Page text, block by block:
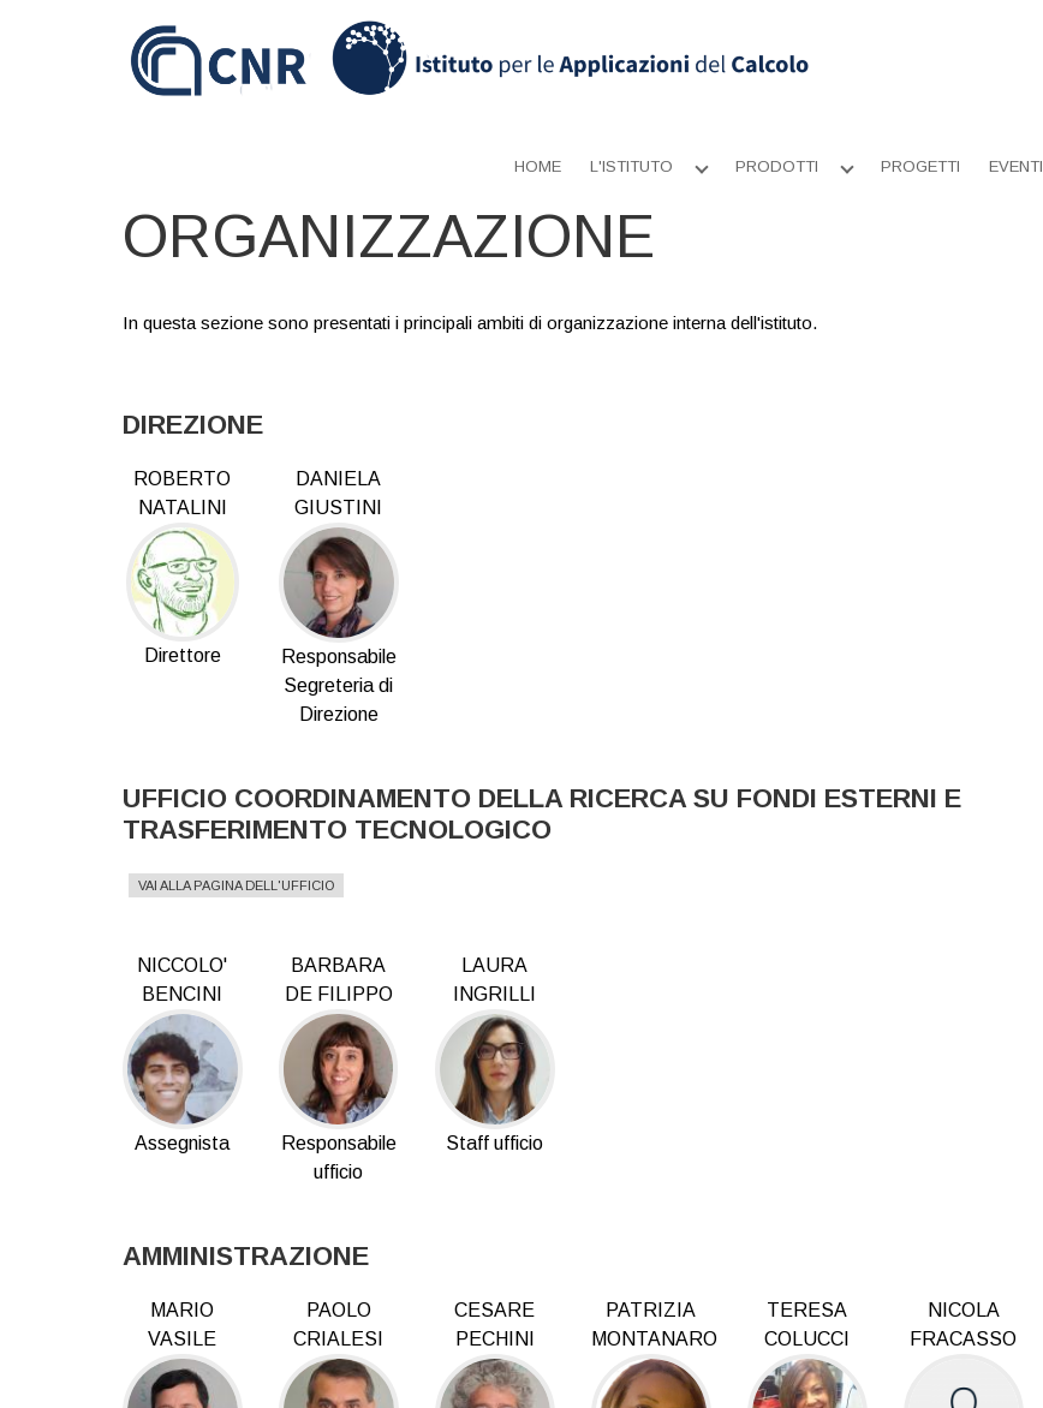
HOME L'ISTITUTO
Apri
PRODOTTI
Apri
PROGETTI EVENTI
ORGANIZZAZIONE
In questa sezione sono presentati i principali ambiti di organizzazione interna dell'istituto.
DIREZIONE
ROBERTO
NATALINI
Direttore
DANIELA
GIUSTINI
Responsabile
Segreteria di
Direzione
UFFICIO COORDINAMENTO DELLA RICERCA SU FONDI ESTERNI E
TRASFERIMENTO TECNOLOGICO
VAI ALLA PAGINA DELL'UFFICIO
NICCOLO'
BENCINI
Assegnista
BARBARA
DE FILIPPO
Responsabile
ufficio
LAURA
INGRILLI
Staff ufficio
AMMINISTRAZIONE
MARIO
VASILE
PAOLO
CRIALESI
CESARE
PECHINI
PATRIZIA
MONTANARO
TERESA
COLUCCI
NICOLA
FRACASSO